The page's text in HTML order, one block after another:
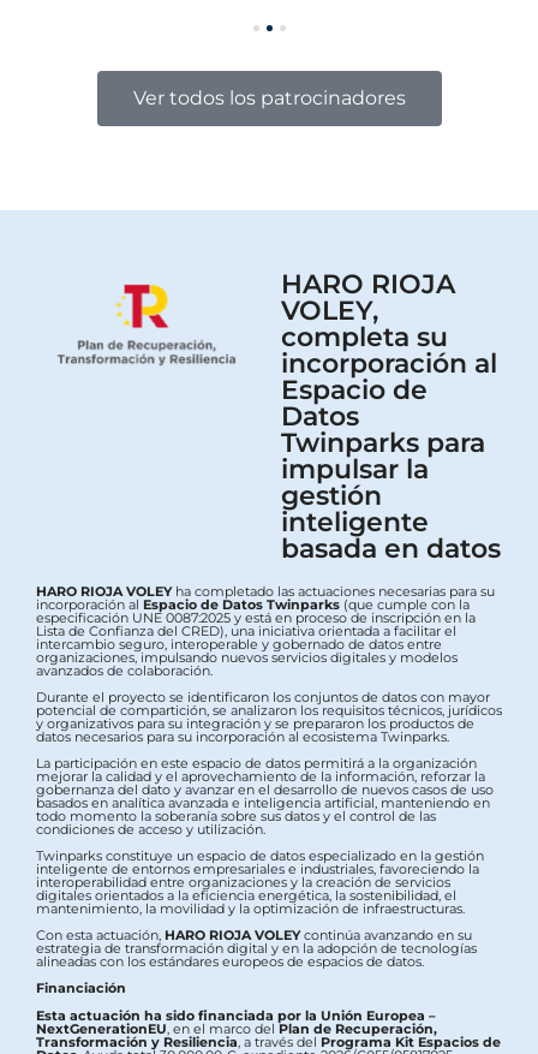
Ver todos los patrocinadores
HARO RIOJA
VOLEY,
completa su
incorporación al
Espacio de
Datos
Twinparks para
impulsar la
gestión
inteligente
basada en datos
HARO RIOJA VOLEYha completado las actuaciones necesarias para su
incorporación al Espacio de Datos Twinparks (que cumple con la
especificación UNE 0087:2025 y está en proceso de inscripción en la
Lista de Confianza del CRED), una iniciativa orientada a facilitar el
intercambio seguro, interoperable y gobernado de datos entre
organizaciones, impulsando nuevos servicios digitales y modelos
avanzados de colaboración.
Durante el proyecto se identificaron los conjuntos de datos con mayor
potencial de compartición, se analizaron los requisitos técnicos, jurídicos
y organizativos para su integración y se prepararon los productos de
datos necesarios para su incorporación al ecosistema Twinparks.
La participación en este espacio de datos permitirá a la organización
mejorar la calidad y el aprovechamiento de la información, reforzar la
gobernanza del dato y avanzar en el desarrollo de nuevos casos de uso
basados en analítica avanzada e inteligencia artificial, manteniendo en
todo momento la soberanía sobre sus datos y el control de las
condiciones de acceso y utilización.
Twinparks constituye un espacio de datos especializado en la gestión
inteligente de entornos empresariales e industriales, favoreciendo la
interoperabilidad entre organizaciones y la creación de servicios
digitales orientados a la eficiencia energética, la sostenibilidad, el
mantenimiento, la movilidad y la optimización de infraestructuras.
Con esta actuación, HARO RIOJA VOLEYcontinúa avanzando en su
estrategia de transformación digital y en la adopción de tecnologías
alineadas con los estándares europeos de espacios de datos.
Financiación
Esta actuación ha sido financiada por la Unión Europea –
NextGenerationEU , en el marco delPlan de Recuperación,
Transformación y Resiliencia , a través del Programa Kit Espacios de